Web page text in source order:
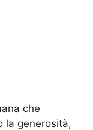
che
la generosità,